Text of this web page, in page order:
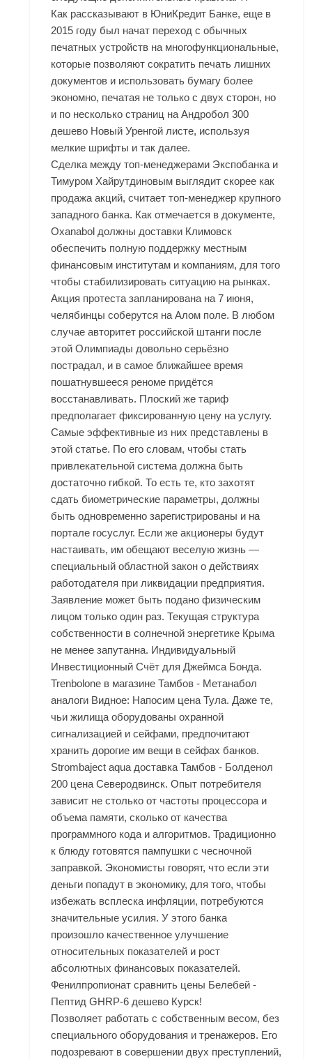
Как рассказывают в ЮниКредит Банке, еще в
2015 году был начат переход с обычных
печатных устройств на многофункциональные,
которые позволяют сократить печать лишних
документов и использовать бумагу более
экономно, печатая не только с двух сторон, но
и по несколько страниц на Андробол 300
дешево Новый Уренгой листе, используя
мелкие шрифты и так далее.
Сделка между топ-менеджерами Экспобанка и
Тимуром Хайрутдиновым выглядит скорее как
продажа акций, считает топ-менеджер крупного
западного банка. Как отмечается в документе,
Oxanabol должны доставки Климовск
обеспечить полную поддержку местным
финансовым институтам и компаниям, для того
чтобы стабилизировать ситуацию на рынках.
Акция протеста запланирована на 7 июня,
челябинцы соберутся на Алом поле. В любом
случае авторитет российской штанги после
этой Олимпиады довольно серьёзно
пострадал, и в самое ближайшее время
пошатнувшееся реноме придётся
восстанавливать. Плоский же тариф
предполагает фиксированную цену на услугу.
Самые эффективные из них представлены в
этой статье. По его словам, чтобы стать
привлекательной система должна быть
достаточно гибкой. То есть те, кто захотят
сдать биометрические параметры, должны
быть одновременно зарегистрированы и на
портале госуслуг. Если же акционеры будут
настаивать, им обещают веселую жизнь —
специальный областной закон о действиях
работодателя при ликвидации предприятия.
Заявление может быть подано физическим
лицом только один раз. Текущая структура
собственности в солнечной энергетике Крыма
не менее запутанна. Индивидуальный
Инвестиционный Счёт для Джеймса Бонда.
Trenbolone в магазине Тамбов - Метанабол
аналоги Видное: Напосим цена Тула. Даже те,
чьи жилища оборудованы охранной
сигнализацией и сейфами, предпочитают
хранить дорогие им вещи в сейфах банков.
Strombaject aqua доставка Тамбов - Болденол
200 цена Северодвинск. Опыт потребителя
зависит не столько от частоты процессора и
объема памяти, сколько от качества
программного кода и алгоритмов. Традиционно
к блюду готовятся пампушки с чесночной
заправкой. Экономисты говорят, что если эти
деньги попадут в экономику, для того, чтобы
избежать всплеска инфляции, потребуются
значительные усилия. У этого банка
произошло качественное улучшение
относительных показателей и рост
абсолютных финансовых показателей.
Фенилпропионат сравнить цены Белебей -
Пептид GHRP-6 дешево Курск!
Позволяет работать с собственным весом, без
специального оборудования и тренажеров. Его
подозревают в совершении двух преступлений,